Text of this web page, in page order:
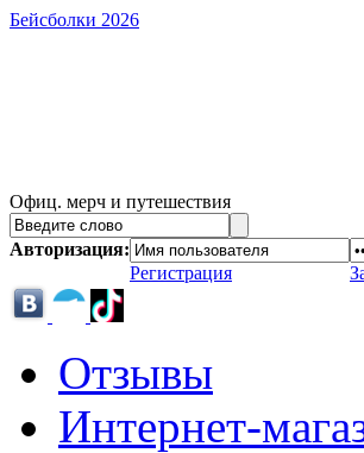
Бейсболки 2026
Офиц. мерч и путешествия
Авторизация:
Регистрация
Отзывы
Интернет-